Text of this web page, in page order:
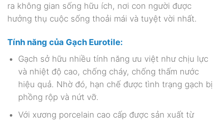
ra không gian sống hữu ích, nơi con người được
hưởng thụ cuộc sống thoải mái và tuyệt vời nhất.
Tính năng của Gạch Eurotile:
Gạch sở hữu nhiều tính năng ưu việt như chịu lực
và nhiệt độ cao, chống cháy, chống thấm nước
hiệu quả. Nhờ đó, hạn chế được tình trạng gạch bị
phồng rộp và nứt vỡ.
Với xương porcelain cao cấp được sản xuất từ